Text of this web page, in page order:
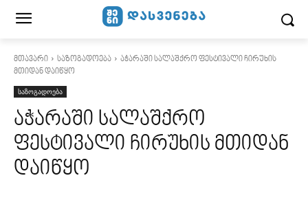
მთავარი საზოგადოება
აჭარაში სალაშქრო ფესტივალი ჩირუხის
მთიდან დაიწყო
საზოგადოება
აჭარაში სალაშქრო
ფესტივალი ჩირუხის მთიდან
დაიწყო